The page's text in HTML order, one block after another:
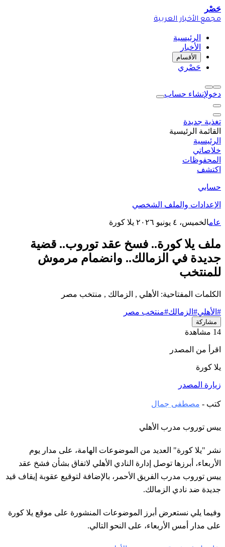
حَصْر
مجمع الأخبار العربية
الرئيسية
الأخبار
الأقسام
حَصْري
دخولإنشاء حساب
تغذية جديدة
القائمة الرئيسية
الرئيسية
خلاصاتي
المحفوظات
اكتشف
حسابي
الإعدادات والملف الشخصي
عامالخميس، ٤ يونيو ٢٠٢٦ يلا كورة
ملف يلا كورة.. فسخ عقد توروب.. قضية
جديدة في الزمالك.. وانضمام مرموش
للمنتخب
الكلمات المفتاحية: الأهلي , الزمالك , منتخب مصر
#الأهلي#الزمالك#منتخب مصر
مشاركة
14 مشاهدة
اقرأ من المصدر
يلا كورة
زيارة المصدر
كتب - مصطفى جمال
ييس توروب مدرب الأهلي
نشر "يلا كورة" العديد من الموضوعات الهامة، على مدار يوم
الأربعاء، أبرزها توصل إدارة النادي الأهلي لاتفاق بشأن فشخ عقد
ييس توروب مدرب الفريق الأحمر، بالإضافة لتوقيع عقوبة إيقاف قيد
جديدة ضد نادي الزمالك.
وفيما يلي نستعرض أبرز الموضوعات المنشورة على موقع يلا كورة
على مدار أمس الأربعاء، على النحو التالي.